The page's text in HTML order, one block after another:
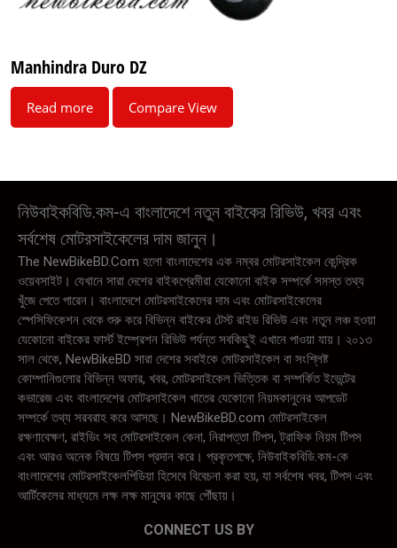
Manhindra Duro DZ
Read more Compare View
নিউবাইকবিডি.কম-এ বাংলাদেশে নতুন বাইকের রিভিউ, খবর এবং
সর্বশেষ মোটরসাইকেলের দাম জানুন।
The NewBikeBD.Com হলো বাংলাদেশের এক নম্বর মোটরসাইকেল কেন্দ্রিক
ওয়েবসাইট। যেখানে সারা দেশের বাইকপ্রেমীরা যেকোনো বাইক সম্পর্কে সমস্ত তথ্য
খুঁজে পেতে পারেন। বাংলাদেশে মোটরসাইকেলের দাম এবং মোটরসাইকেলের
স্পেসিফিকেশন থেকে শুরু করে বিভিন্ন বাইকের টেস্ট রাইড রিভিউ এবং নতুন লঞ্চ হওয়া
যেকোনো বাইকের ফার্স্ট ইম্প্রেশন রিভিউ পর্যন্ত সবকিছুই এখানে পাওয়া যায়। ২০১৩
সাল থেকে, NewBikeBD সারা দেশের সবাইকে মোটরসাইকেল বা সংশ্লিষ্ট
কোম্পানিগুলোর বিভিন্ন অফার, খবর, মোটরসাইকেল ভিত্তিক বা সম্পর্কিত ইভেন্টের
কভারেজ এবং বাংলাদেশের মোটরসাইকেল খাতের যেকোনো নিয়মকানুনের আপডেট
সম্পর্কে তথ্য সরবরাহ করে আসছে। NewBikeBD.com মোটরসাইকেল
রক্ষণাবেক্ষণ, রাইডিং সহ মোটরসাইকেল কেনা, নিরাপত্তা টিপস, ট্রাফিক নিয়ম টিপস
এবং আরও অনেক বিষয়ে টিপস প্রদান করে। প্রকৃতপক্ষে, নিউবাইকবিডি.কম-কে
বাংলাদেশের মোটরসাইকেলপিডিয়া হিসেবে বিবেচনা করা হয়, যা সর্বশেষ খবর, টিপস এবং
আর্টিকেলের মাধ্যমে লক্ষ লক্ষ মানুষের কাছে পৌঁছায়।
CONNECT US BY